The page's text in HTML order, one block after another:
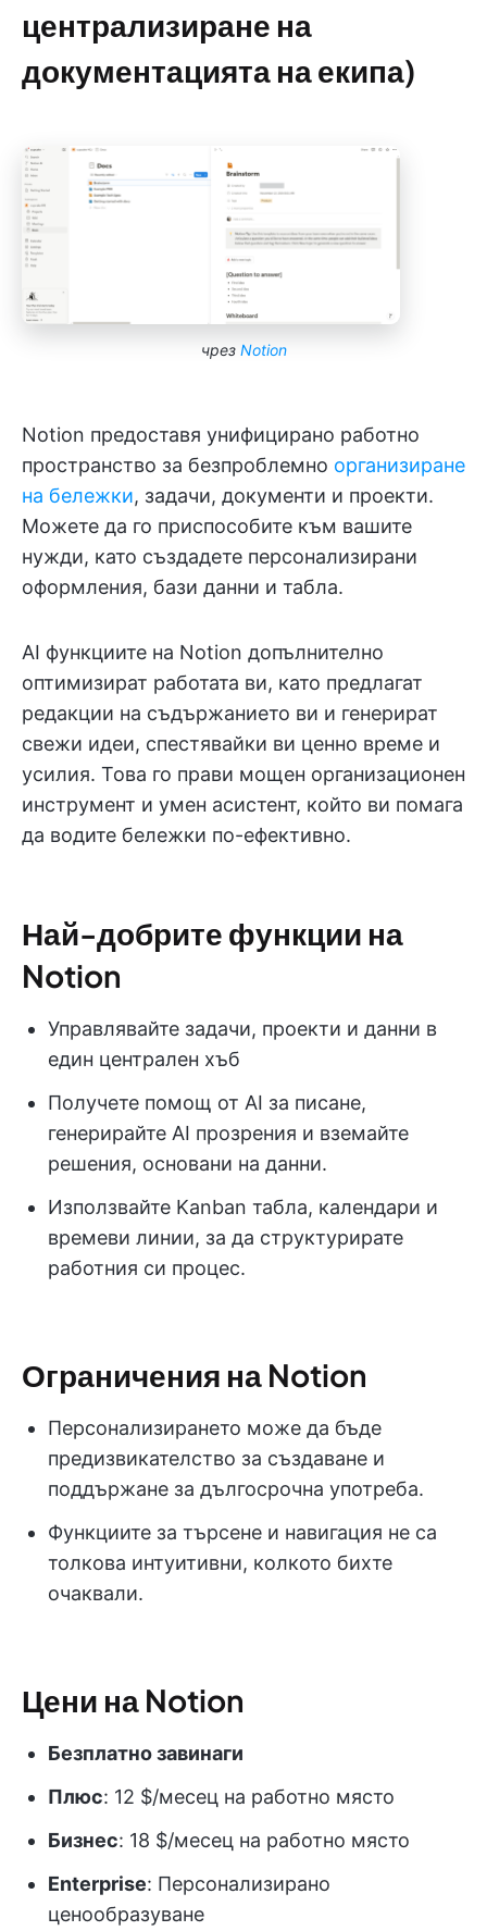
централизиране на
документацията на екипа)
чрез Notion
Notion предоставя унифицирано работно
пространство за безпроблемно организиране
на бележки, задачи, документи и проекти.
Можете да го приспособите към вашите
нужди, като създадете персонализирани
оформления, бази данни и табла.
AI функциите на Notion допълнително
оптимизират работата ви, като предлагат
редакции на съдържанието ви и генерират
свежи идеи, спестявайки ви ценно време и
усилия. Това го прави мощен организационен
инструмент и умен асистент, който ви помага
да водите бележки по-ефективно.
Най-добрите функции на
Notion
Управлявайте задачи, проекти и данни в
един централен хъб
Получете помощ от AI за писане,
генерирайте AI прозрения и вземайте
решения, основани на данни.
Използвайте Kanban табла, календари и
времеви линии, за да структурирате
работния си процес.
Ограничения на Notion
Персонализирането може да бъде
предизвикателство за създаване и
поддържане за дългосрочна употреба.
Функциите за търсене и навигация не са
толкова интуитивни, колкото бихте
очаквали.
Цени на Notion
Безплатно завинаги
Плюс: 12 $/месец на работно място
Бизнес: 18 $/месец на работно място
Enterprise: Персонализирано
ценообразуване